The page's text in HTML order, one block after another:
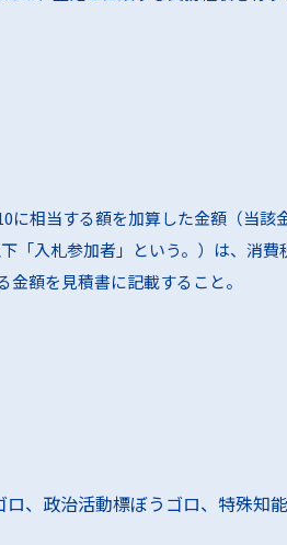
相当する額を加算した金額（当
「入札参加者」という。）は、消
額を見積書に記載すること。
、政治活動標ぼうゴロ、特殊知